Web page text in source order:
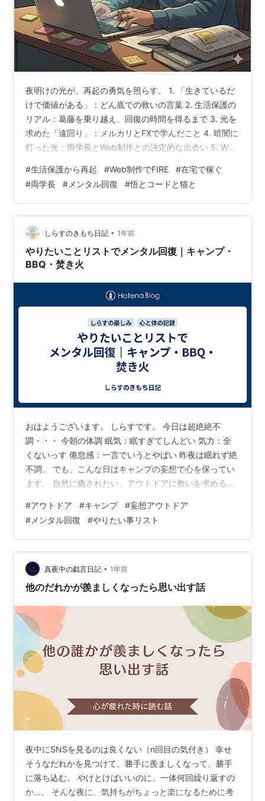
夜明けの光が、再起の勇気を照らす。 1. 「生きているだ
けで価値がある」：どん底での救いの言葉 2. 生活保護の
リアル：葛藤を乗り越え、回復の時間を得るまで 3. 光を
求めた「遠回り」：メルカリとFXで学んだこと 4. 暗闇に
灯った光：両学長とWeb制作との決定的な出会い 5. Web
への第一歩：ITスキルでFIREという野望を掴む 1. 「生き
ているだけで価値がある」：どん底での救いの言葉 これ
までの私の人生は、まさに苦難の連続でした。心身とも
にボロボロになり、社会との繋がりも希薄になり、家か
ら一歩も出ないような日々が続いていた時期があ…
#生活保護から再起 #Web制作でFIRE #在宅で稼ぐ
#両学長 # メンタル回復 #悟とコードと猫と
しらすのきもち日記 • 1年前
やりたいことリストでメンタル回復｜キャンプ・
BBQ・焚き火
おはようございます。 しらすです。 今日は超絶絶不
調・・・ 今朝の体調 眠気：眠すぎてしんどい 気力：全
くないっす 倦怠感：一言でいうとやばい 昨夜は眠れず絶
不調。 でも、こんな日はキャンプの妄想で心を保ってい
ます。 自然に癒されたい、アウトドアに救いを求めるす
ったんですが全く眠れず。 久しぶりのあっこれ寝れない
やつだになりました。 全然眠れなかったのでいったんあ
きらめてリビングへ。 本を少し読んでたんですけど途中
で断念・iPhone片手に動画見始めてしまいました。 それ
でも眠気がこなくてなんだかんだ0時ぐらいに少し眠いな
という感じです。…
#アウトドア #キャンプ #妄想アウトドア
# メンタル回復 #やりたい事リスト
真夜中の戯言日記 • 1年前
他のだれかが羨ましくなったら思い出す話
夜中にSNSを見るのは良くない（n回目の気付き） 幸せ
そうなだれかを見つけて、勝手に羨ましくなって、勝手
に落ち込む。 やけとけばいいのに、一体何回繰り返すの
か…。 そんな夜に、気持ちがちょっと楽になるために考